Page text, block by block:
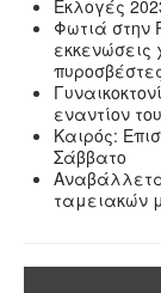
Εκλογές
Φωτιά στην
εκκενώσεις
εναντίον
Καιρός:
Σάββατο
ταμειακών